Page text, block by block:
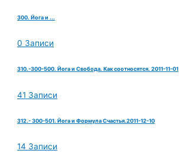
300. Йога и ...
0 Записи
310.-300-500. Йога и Свобода. Как соотносятся. 2011-11-01
41 Записи
312.- 300-501. Йога и Формула Счастья.2011-12-10
14 Записи